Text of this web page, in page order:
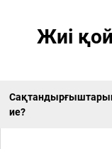
Жиі
ие?